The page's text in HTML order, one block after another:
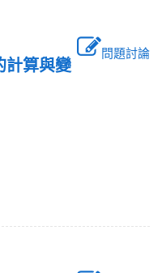
問題討論
計算與變